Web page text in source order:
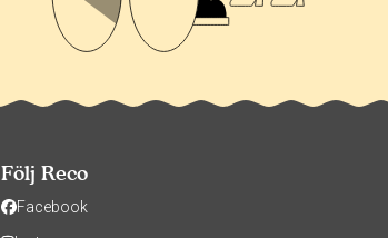
Följ Reco
Facebook